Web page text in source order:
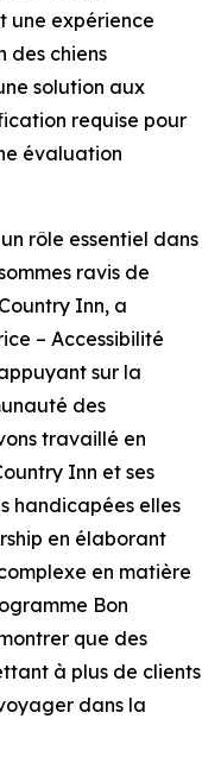
une expérience
des chiens
solution aux
requise pour
évaluation
rôle essentiel dans
ravis de
Inn, a
– Accessibilité
sur la
des
travaillé en
Inn et ses
handicapées elles
en élaborant
en matière
Bon
que des
à plus de clients
dans la